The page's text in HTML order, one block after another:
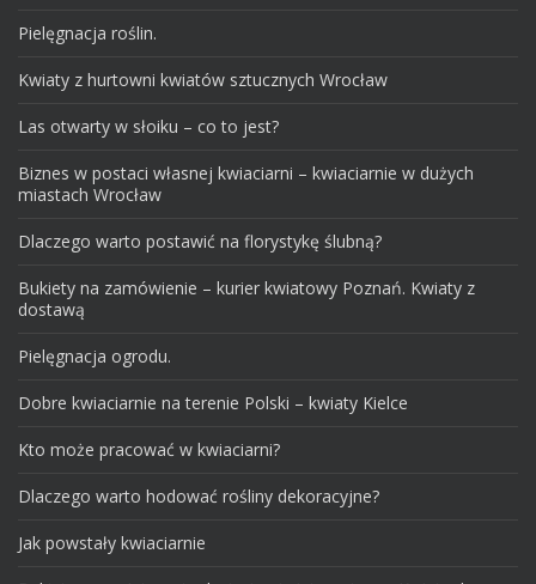
Pielęgnacja roślin.
Kwiaty z hurtowni kwiatów sztucznych Wrocław
Las otwarty w słoiku – co to jest?
Biznes w postaci własnej kwiaciarni – kwiaciarnie w dużych
miastach Wrocław
Dlaczego warto postawić na florystykę ślubną?
Bukiety na zamówienie – kurier kwiatowy Poznań. Kwiaty z
dostawą
Pielęgnacja ogrodu.
Dobre kwiaciarnie na terenie Polski – kwiaty Kielce
Kto może pracować w kwiaciarni?
Dlaczego warto hodować rośliny dekoracyjne?
Jak powstały kwiaciarnie